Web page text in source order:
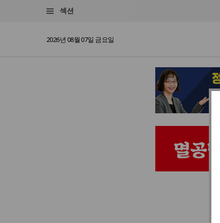
섹션
2026년 08월 07일 금요일